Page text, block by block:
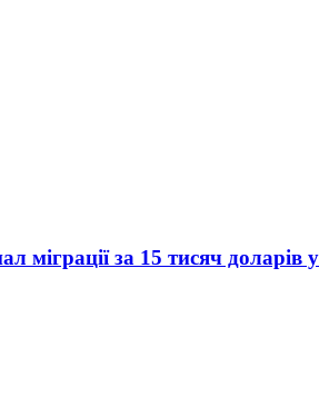
міграції за 15 тисяч доларів